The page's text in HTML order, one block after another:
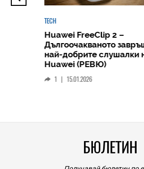
TECH
Huawei FreeClip 2 –
Дългоочакваното
най-добрите слушалки
Huawei (РЕВЮ)
1 15.01.2026
БЮЛЕТИН